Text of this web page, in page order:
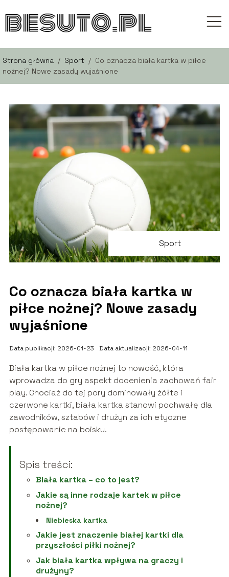
Strona główna / Sport / Co oznacza biała kartka w piłce
nożnej? Nowe zasady wyjaśnione
Sport
Co oznacza biała kartka w
piłce nożnej? Nowe zasady
wyjaśnione
Data publikacji: 2026-01-23 Data aktualizacji: 2026-04-11
Biała kartka w piłce nożnej to nowość, która
wprowadza do gry aspekt docenienia zachowań fair
play. Chociaż do tej pory dominowały żółte i
czerwone kartki, biała kartka stanowi pochwałę dla
zawodników, sztabów i drużyn za ich etyczne
postępowanie na boisku.
Spis treści:
Biała kartka – co to jest?
Jakie są inne rodzaje kartek w piłce
nożnej?
Niebieska kartka
Jakie jest znaczenie białej kartki dla
przyszłości piłki nożnej?
Jak biała kartka wpływa na graczy i
drużyny?